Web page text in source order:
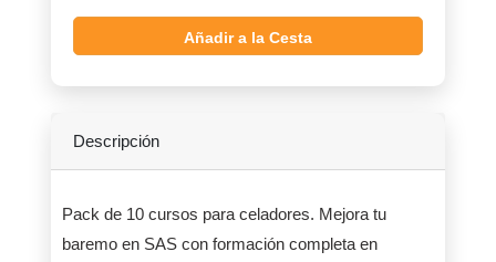
Añadir a la Cesta
Descripción
Pack de 10 cursos para celadores. Mejora tu
baremo en SAS con formación completa en